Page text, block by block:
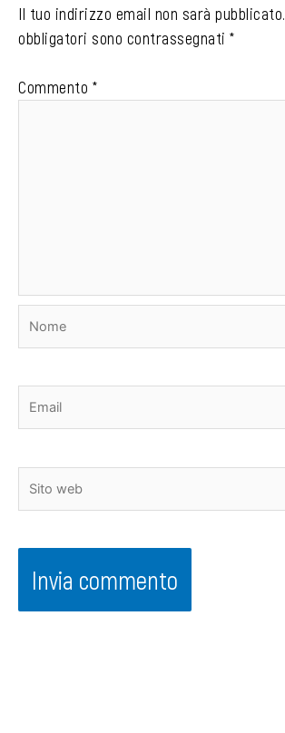
Il tuo indirizzo email non sarà pubblicato.
obbligatori sono contrassegnati *
Commento *